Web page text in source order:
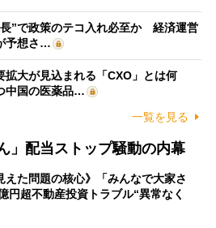
”で政策のテコ入れ必至か 経済運営
予想さ…
拡大が見込まれる「CXO」とは何
中国の医薬品…
一覧を見る
」配当ストップ騒動の内幕
えた問題の核心》「みんなで大家さ
円超不動産投資トラブル“異常なく